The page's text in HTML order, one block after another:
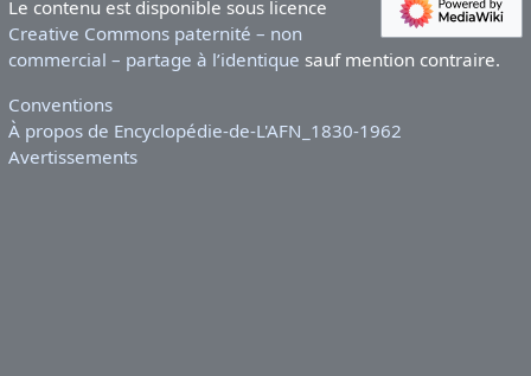
Le contenu est disponible sous licence
Creative Commons paternité – non
commercial – partage à l’identique sauf mention contraire.
Conventions
À propos de Encyclopédie-de-L'AFN_1830-1962
Avertissements